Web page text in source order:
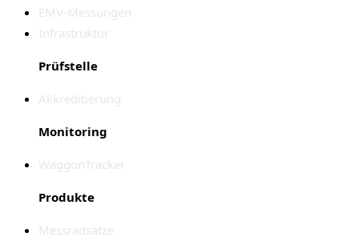
EMV-Messungen
Infrastruktur
Prüfstelle
Akkreditierung
Monitoring
WaggonTracker
Produkte
Messradsätze